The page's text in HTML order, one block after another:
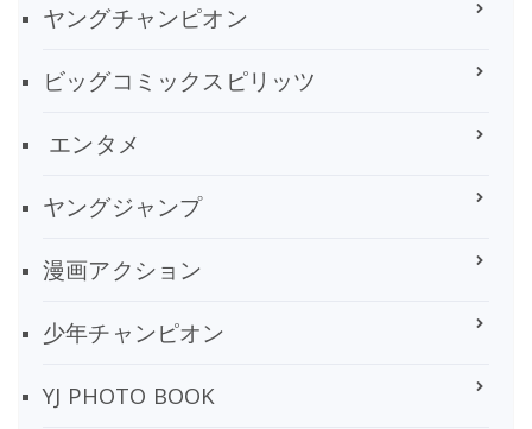
ヤングチャンピオン
ビッグコミックスピリッツ
エンタメ
ヤングジャンプ
漫画アクション
少年チャンピオン
YJ PHOTO BOOK